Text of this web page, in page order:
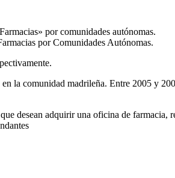
por comunidades autónomas.
por Comunidades Autónomas.
la comunidad madrileña. Entre 2005 y
desean adquirir una oficina de farmacia,